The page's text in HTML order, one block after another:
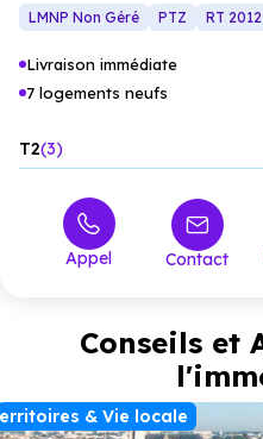
cadre résidentielapaisant.
résidence principale ou un
environnement résidentiel
LMNP Non Géré PTZ RT 2012
Livraison immédiate
7 logements neufs
T2 3
Appel Contact
Conseils et
& Vie locale